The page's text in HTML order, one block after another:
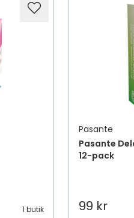
1 butik
Pasante
Pasante
12-pack
99 kr